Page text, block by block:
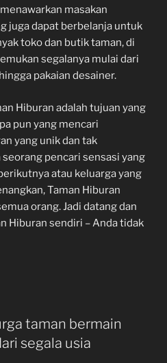
masakan
juga dapat berbelanja untuk
toko dan butik taman, di
segalanya mulai dari
pakaian desainer.
Hiburan adalah tujuan yang
pun yang mencari
yang unik dan tak
pencari sensasi yang
atau keluarga yang
Taman Hiburan
orang. Jadi datang dan
Hiburan sendiri – Anda tidak
taman bermain
segala usia